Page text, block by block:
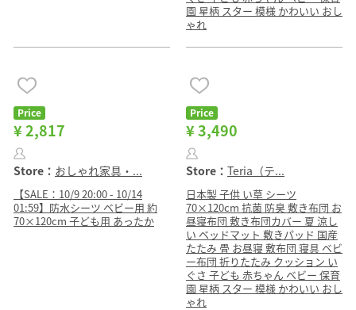
園 星柄 スター 模様 かわいい おし
ゃれ
Price
¥ 2,817
Store： おしゃれ家具・...
【SALE：10/9 20:00 - 10/14
01:59】防水シーツ ベビー用 約
70×120cm 子ども用 あったか
Price
¥ 3,490
Store： Teria（テ...
日本製 子供 い草 シーツ
70×120cm 抗菌 防臭 敷き布団 お
昼寝布団 敷き布団カバー 夏 涼し
い ベッドマット 敷きパッド 国産
たたみ 畳 お昼寝 敷布団 寝具 ベビ
ー布団 折りたたみ クッション い
ぐさ 子ども 赤ちゃん ベビー 保育
園 星柄 スター 模様 かわいい おし
ゃれ